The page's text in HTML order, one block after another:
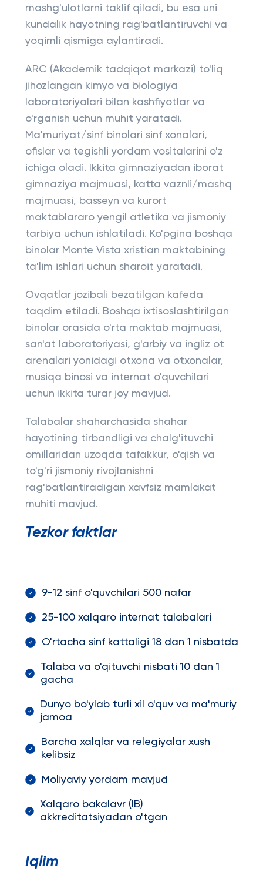
mashg'ulotlarni taklif qiladi, bu esa uni
kundalik hayotning rag'batlantiruvchi va
yoqimli qismiga aylantiradi.
ARC (Akademik tadqiqot markazi) to'liq
jihozlangan kimyo va biologiya
laboratoriyalari bilan kashfiyotlar va
o'rganish uchun muhit yaratadi.
Ma'muriyat/sinf binolari sinf xonalari,
ofislar va tegishli yordam vositalarini o'z
ichiga oladi. Ikkita gimnaziyadan iborat
gimnaziya majmuasi, katta vaznli/mashq
majmuasi, basseyn va kurort
maktablararo yengil atletika va jismoniy
tarbiya uchun ishlatiladi. Ko'pgina boshqa
binolar Monte Vista xristian maktabining
ta'lim ishlari uchun sharoit yaratadi.
Ovqatlar jozibali bezatilgan kafeda
taqdim etiladi. Boshqa ixtisoslashtirilgan
binolar orasida o'rta maktab majmuasi,
san'at laboratoriyasi, g'arbiy va ingliz ot
arenalari yonidagi otxona va otxonalar,
musiqa binosi va internat o'quvchilari
uchun ikkita turar joy mavjud.
Talabalar shaharchasida shahar
hayotining tirbandligi va chalg'ituvchi
omillaridan uzoqda tafakkur, o'qish va
to'g'ri jismoniy rivojlanishni
rag'batlantiradigan xavfsiz mamlakat
muhiti mavjud.
Tezkor faktlar
9-12 sinf o'quvchilari 500 nafar
25-100 xalqaro internat talabalari
O'rtacha sinf kattaligi 18 dan 1 nisbatda
Talaba va o'qituvchi nisbati 10 dan 1
gacha
Dunyo bo'ylab turli xil o'quv va ma'muriy
jamoa
Barcha xalqlar va relegiyalar xush
kelibsiz
Moliyaviy yordam mavjud
Xalqaro bakalavr (IB)
akkreditatsiyadan o'tgan
Iqlim